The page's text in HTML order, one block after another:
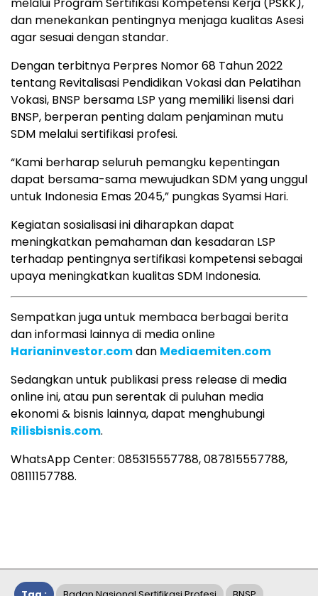
dan menekankan pentingnya menjaga kualitas Asesi
agar sesuai dengan standar.
Dengan terbitnya Perpres Nomor 68 Tahun 2022
tentang Revitalisasi Pendidikan Vokasi dan Pelatihan
Vokasi, BNSP bersama LSP yang memiliki lisensi dari
BNSP, berperan penting dalam penjaminan mutu
SDM melalui sertifikasi profesi.
“Kami berharap seluruh pemangku kepentingan
dapat bersama-sama mewujudkan SDM yang unggul
untuk Indonesia Emas 2045,” pungkas Syamsi Hari.
Kegiatan sosialisasi ini diharapkan dapat
meningkatkan pemahaman dan kesadaran LSP
terhadap pentingnya sertifikasi kompetensi sebagai
upaya meningkatkan kualitas SDM Indonesia.
Sempatkan juga untuk membaca berbagai berita
dan informasi lainnya di media online
Harianinvestor.comdan Mediaemiten.com
Sedangkan untuk publikasi press release di media
online ini, atau pun serentak di puluhan media
ekonomi & bisnis lainnya, dapat menghubungi
Rilisbisnis.com.
WhatsApp Center: 085315557788, 087815557788,
08111157788.